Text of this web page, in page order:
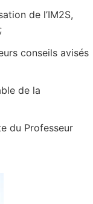
de l’IM2S,
conseils avisés
de la
du Professeur